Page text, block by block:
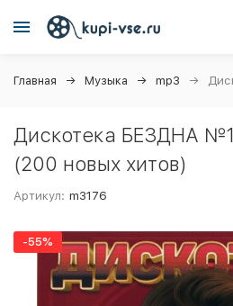
Главная Музыка mp3
Дискотека БЕЗДНА
(200 новых хитов)
Артикул: m3176
-55%